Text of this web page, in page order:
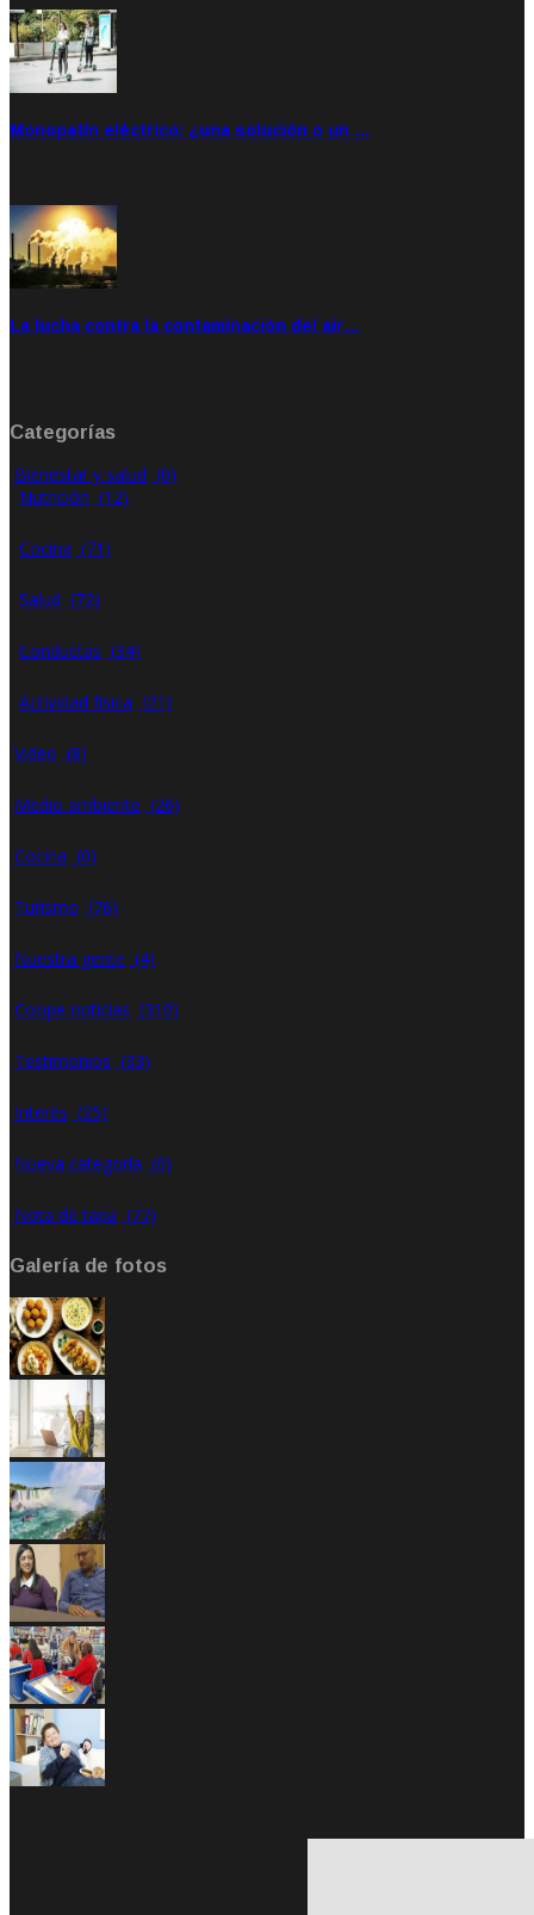
Monopatín eléctrico: ¿una solución o un …
La lucha contra la contaminación del air…
Categorías
Bienestar y salud (0)
Nutrición (12)
Cocina (71)
Salud (72)
Conductas (34)
Actividad física (21)
Video (8)
Medio ambiente (26)
Cocina (0)
Turismo (76)
Nuestra gente (4)
Coope noticias (310)
Testimonios (33)
Interés (25)
Nueva categoría (0)
Nota de tapa (77)
Galería de fotos